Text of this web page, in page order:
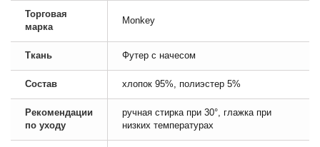
Торговая
марка
Monkey
Ткань Футер с начесом
Состав хлопок 95%, полиэстер 5%
Рекомендации
по уходу
ручная стирка при 30°, глажка при
низких температурах